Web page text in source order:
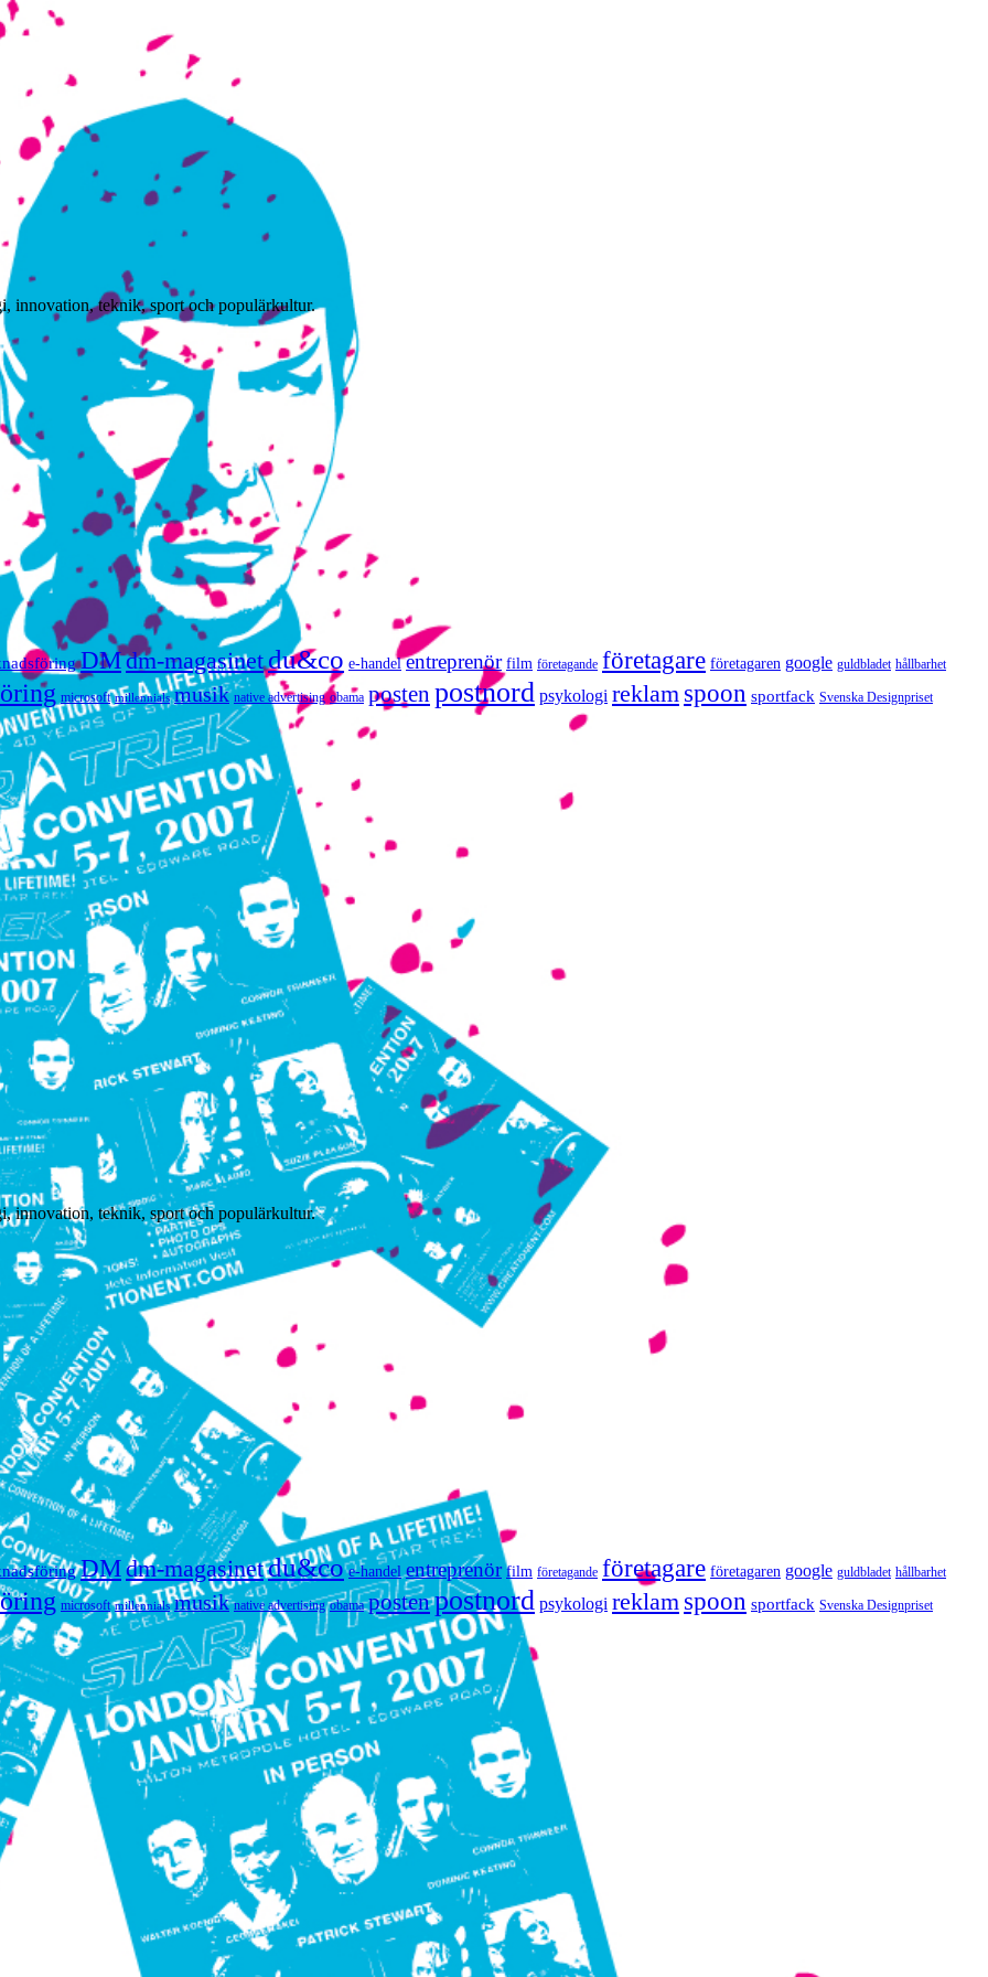
innovation, teknik, sport och populärkultur.
DMdm-magasinet du&co e-handel entreprenör film företagande företagare företagaren google guldbladet hållbarhet
microsoft millennials musik native advertising obama posten postnord psykologi reklam spoon sportfack Svenska Designpriset
innovation, teknik, sport och populärkultur.
DMdm-magasinetdu&co e-handel entreprenör film företagande företagare företagaren google guldbladet hållbarhet
microsoft millennials musik native advertising obama postenpostnord psykologi reklam spoon sportfack Svenska Designpriset